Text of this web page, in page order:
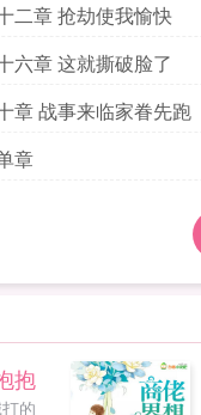
二章 抢劫使我愉快
六章 这就撕破脸了
章 战事来临家眷先跑
章
抱
的